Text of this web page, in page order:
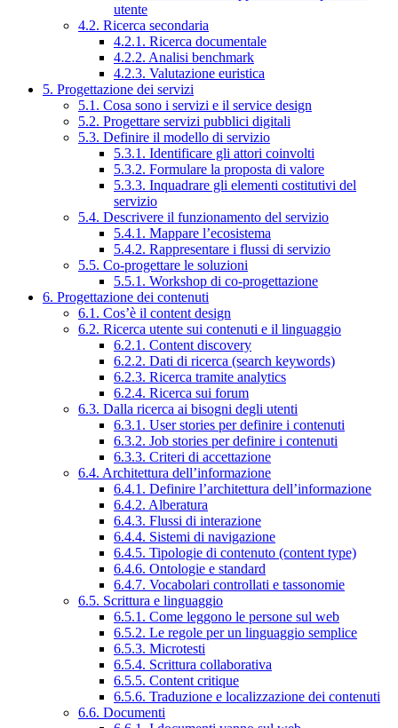
utente
4.2. Ricerca secondaria
4.2.1. Ricerca documentale
4.2.2. Analisi benchmark
4.2.3. Valutazione euristica
5. Progettazione dei servizi
5.1. Cosa sono i servizi e il service design
5.2. Progettare servizi pubblici digitali
5.3. Definire il modello di servizio
5.3.1. Identificare gli attori coinvolti
5.3.2. Formulare la proposta di valore
5.3.3. Inquadrare gli elementi costitutivi del
servizio
5.4. Descrivere il funzionamento del servizio
5.4.1. Mappare l’ecosistema
5.4.2. Rappresentare i flussi di servizio
5.5. Co-progettare le soluzioni
5.5.1. Workshop di co-progettazione
6. Progettazione dei contenuti
6.1. Cos’è il content design
6.2. Ricerca utente sui contenuti e il linguaggio
6.2.1. Content discovery
6.2.2. Dati di ricerca (search keywords)
6.2.3. Ricerca tramite analytics
6.2.4. Ricerca sui forum
6.3. Dalla ricerca ai bisogni degli utenti
6.3.1. User stories per definire i contenuti
6.3.2. Job stories per definire i contenuti
6.3.3. Criteri di accettazione
6.4. Architettura dell’informazione
6.4.1. Definire l’architettura dell’informazione
6.4.2. Alberatura
6.4.3. Flussi di interazione
6.4.4. Sistemi di navigazione
6.4.5. Tipologie di contenuto (content type)
6.4.6. Ontologie e standard
6.4.7. Vocabolari controllati e tassonomie
6.5. Scrittura e linguaggio
6.5.1. Come leggono le persone sul web
6.5.2. Le regole per un linguaggio semplice
6.5.3. Microtesti
6.5.4. Scrittura collaborativa
6.5.5. Content critique
6.5.6. Traduzione e localizzazione dei contenuti
6.6. Documenti